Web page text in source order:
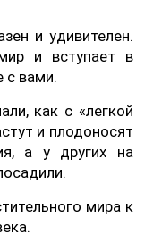
и удивителен.
и вступает в
с вами.
как с «легкой
и плодоносят
а у других на
мира к